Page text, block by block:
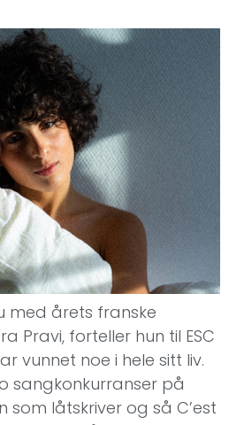
med årets franske
Pravi, forteller hun til ESC
vunnet noe i hele sitt liv.
sangkonkurranser på
som låtskriver og så C’est